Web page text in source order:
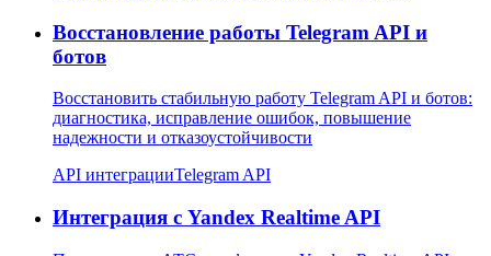
Восстановление работы Telegram API и
ботов
Восстановить стабильную работу Telegram API и ботов:
диагностика, исправление ошибок, повышение
надежности и отказоустойчивости
API интеграцииTelegram API
Интеграция с Yandex Realtime API